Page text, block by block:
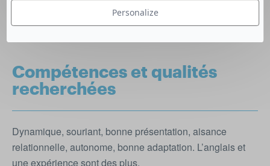
nettoyage de l’espace de travail (épicerie, salle de
restaurant), préparation de petit déjeuner.
Compétences et qualités
recherchées
Dynamique, souriant, bonne présentation, aisance
relationnelle, autonome, bonne adaptation. L’anglais et
une expérience sont des plus.
Personalize